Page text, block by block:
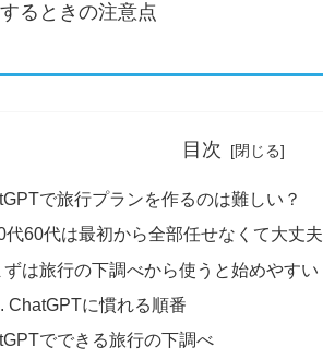
るときの注意点
目次
で旅行プランを作るのは難しい？
代60代は最初から全部任せなくて大丈夫
ずは旅行の下調べから使うと始めやすい
ChatGPTに慣れる順番
でできる旅行の下調べ